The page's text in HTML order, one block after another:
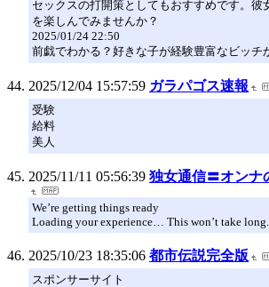
セックスの打開策としてもおすすめです。彼
を楽しんでみませんか？
2025/01/24 22:50
前戯でわかる？好きな子が経験豊富なビッチ
2025/12/04 15:57:59 ガラパゴス速報
受験
給料
美人
2025/11/11 05:56:39 独女通信〓オンナ
We’re getting things ready
Loading your experience… This won’t take long.
2025/10/23 18:35:06 都市伝説完全版
スポンサーサイト